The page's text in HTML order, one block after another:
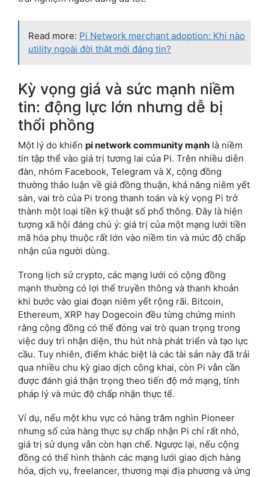
Read more: Pi Network merchant adoption: Khi nào
utility ngoài đời thật mới đáng tin?
Kỳ vọng giá và sức mạnh niềm
tin: động lực lớn nhưng dễ bị
thổi phồng
Một lý do khiến pi network community mạnh là niềm
tin tập thể vào giá trị tương lai của Pi. Trên nhiều diễn
đàn, nhóm Facebook, Telegram và X, cộng đồng
thường thảo luận về giá đồng thuận, khả năng niêm yết
sàn, vai trò của Pi trong thanh toán và kỳ vọng Pi trở
thành một loại tiền kỹ thuật số phổ thông. Đây là hiện
tượng xã hội đáng chú ý: giá trị của một mạng lưới tiền
mã hóa phụ thuộc rất lớn vào niềm tin và mức độ chấp
nhận của người dùng.
Trong lịch sử crypto, các mạng lưới có cộng đồng
mạnh thường có lợi thế truyền thông và thanh khoản
khi bước vào giai đoạn niêm yết rộng rãi. Bitcoin,
Ethereum, XRP hay Dogecoin đều từng chứng minh
rằng cộng đồng có thể đóng vai trò quan trọng trong
việc duy trì nhận diện, thu hút nhà phát triển và tạo lực
cầu. Tuy nhiên, điểm khác biệt là các tài sản này đã trải
qua nhiều chu kỳ giao dịch công khai, còn Pi vẫn cần
được đánh giá thận trọng theo tiến độ mở mạng, tính
pháp lý và mức độ chấp nhận thực tế.
Ví dụ, nếu một khu vực có hàng trăm nghìn Pioneer
nhưng số cửa hàng thực sự chấp nhận Pi chỉ rất nhỏ,
giá trị sử dụng vẫn còn hạn chế. Ngược lại, nếu cộng
đồng có thể hình thành các mạng lưới giao dịch hàng
hóa, dịch vụ, freelancer, thương mại địa phương và ứng